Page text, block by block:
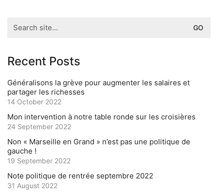
o
for:
Recent Posts
Généralisons la grève pour augmenter les salaires et
partager les richesses
14 October 2022
Mon intervention à notre table ronde sur les croisières
24 September 2022
Non « Marseille en Grand » n’est pas une politique de
gauche !
19 September 2022
Note politique de rentrée septembre 2022
31 August 2022